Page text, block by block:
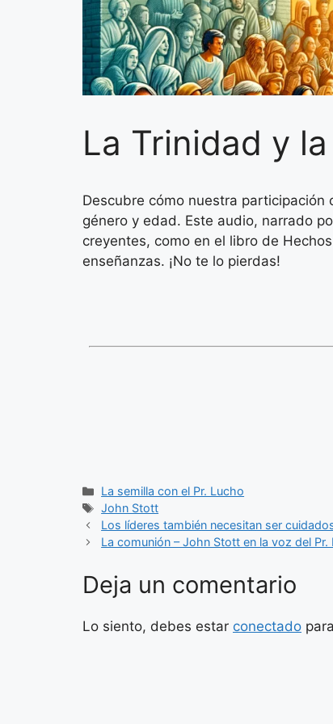
La Trinidad y
Descubre cómo nuestra
género y edad. Este audio, narrado
creyentes, como en el libro de
enseñanzas. ¡No te lo pierdas!
Categorías
La semilla con el Pr. Lucho
Etiquetas
John Stott
Los líderes también necesitan ser
La comunión – John Stott en la voz del Pr.
Deja un comentario
Lo siento, debes estar conectado